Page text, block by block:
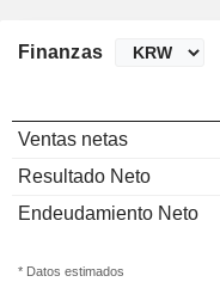
Finanzas
Ventas netas
Resultado Neto
Endeudamiento Neto
* Datos estimados